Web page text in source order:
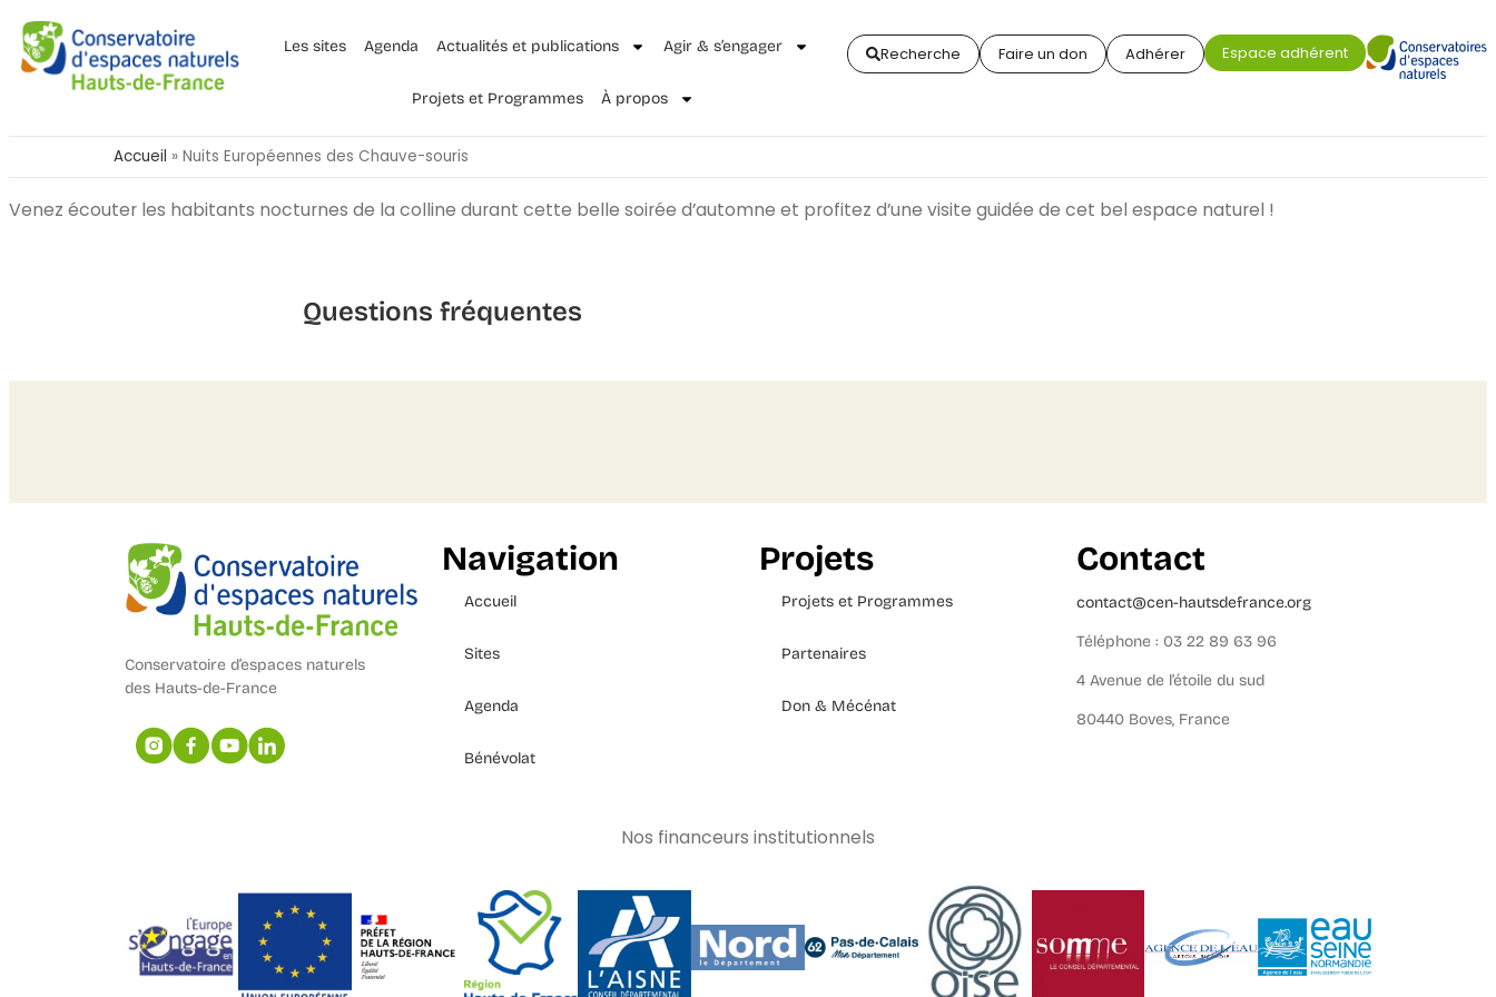
Les sites Agenda Actualités et publications Agir & s’engager
Projets et Programmes À propos
Recherche Faire un don Adhérer Espace adhérent
Accueil » Nuits Européennes des Chauve-souris
Venez écouter les habitants nocturnes de la colline durant cette belle soirée d’automne et profitez d’une visite guidée de cet bel espace naturel !
Questions fréquentes
Conservatoire d’espaces naturels
des Hauts-de-France
Navigation
Accueil
Sites
Agenda
Bénévolat
Projets
Projets et Programmes
Partenaires
Don & Mécénat
Contact
contact@cen-hautsdefrance.org
Téléphone : 03 22 89 63 96
4 Avenue de l’étoile du sud
80440 Boves, France
Nos financeurs institutionnels